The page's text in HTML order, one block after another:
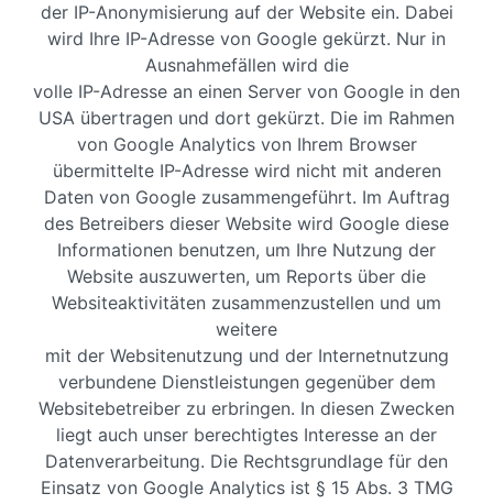
der IP-Anonymisierung auf der Website ein. Dabei
wird Ihre IP-Adresse von Google gekürzt. Nur in
Ausnahmefällen wird die
volle IP-Adresse an einen Server von Google in den
USA übertragen und dort gekürzt. Die im Rahmen
von Google Analytics von Ihrem Browser
übermittelte IP-Adresse wird nicht mit anderen
Daten von Google zusammengeführt. Im Auftrag
des Betreibers dieser Website wird Google diese
Informationen benutzen, um Ihre Nutzung der
Website auszuwerten, um Reports über die
Websiteaktivitäten zusammenzustellen und um
weitere
mit der Websitenutzung und der Internetnutzung
verbundene Dienstleistungen gegenüber dem
Websitebetreiber zu erbringen. In diesen Zwecken
liegt auch unser berechtigtes Interesse an der
Datenverarbeitung. Die Rechtsgrundlage für den
Einsatz von Google Analytics ist § 15 Abs. 3 TMG